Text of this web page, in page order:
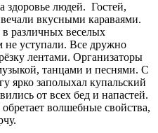
здоровье людей. Гостей,
вкусными караваями.
различных веселых
не уступали. Все дружно
лентами. Организаторы
танцами и песнями. С
ярко заполыхал купальский
от всех бед и напастей.
волшебные свойства,